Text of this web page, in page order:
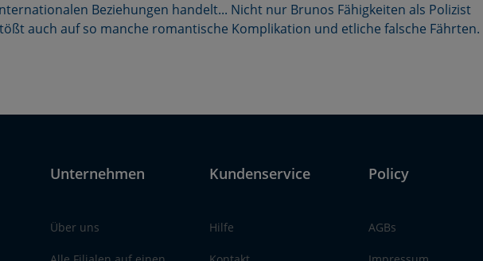
Beziehungen handelt... Nicht nur Brunos Fähigkeiten als Polizist
auch auf so manche romantische Komplikation und etliche falsche Fährten.
Unternehmen
Über uns
Kundenservice
Hilfe
Policy
AGBs